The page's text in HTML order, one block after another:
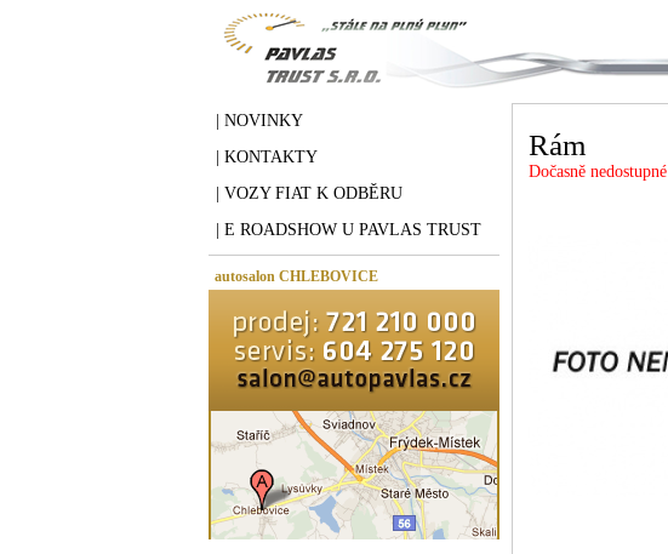
| NOVINKY
| KONTAKTY
| VOZY FIAT K ODBĚRU
| E ROADSHOW U PAVLAS TRUST
autosalon CHLEBOVICE
Rám
Dočasně nedostupné